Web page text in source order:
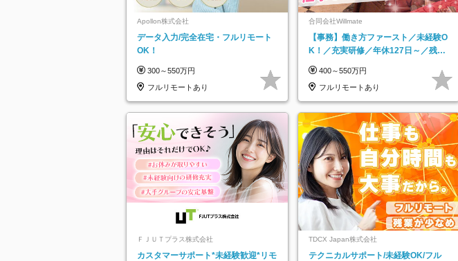
Apollon株式会社
データ入力/完全在宅・フルリモート
OK！
300～550万円
フルリモートあり
合同会社Willmate
【事務】働き方ファースト／未経験O
K！／充実研修／年休127日～／残業
400～550万円
フルリモートあり
ＦＪＵＴプラス株式会社
カスタマーサポート*未経験歓迎*リモ
TDCX Japan株式会社
テクニカルサポート/未経験OK/フル